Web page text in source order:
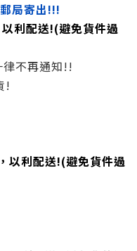
局寄出!!!
利配送!(避免貨件過
不再通知!!
!
以利配送!(避免貨件過